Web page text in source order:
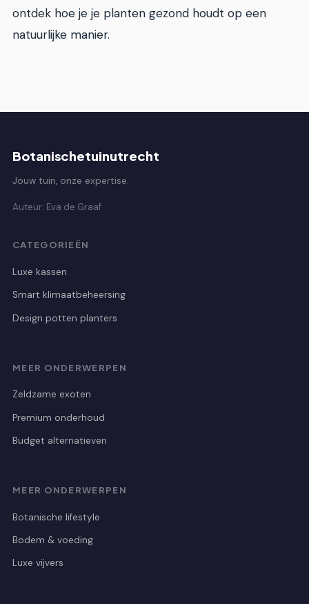
ontdek hoe je je planten gezond houdt op een
natuurlijke manier.
Botanischetuinutrecht
Jouw tuin, onze expertise.
Auteur: Eva de Graaf
CATEGORIEËN
Luxe kassen
Smart klimaatbeheersing
Design potten planters
MEER ONDERWERPEN
Zeldzame exoten
Premium onderhoud
Budget alternatieven
MEER ONDERWERPEN
Botanische lifestyle
Bodem & voeding
Luxe vijvers